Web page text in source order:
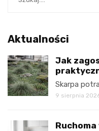
Aktualności
Jak
Skarpa
9 sierpnia